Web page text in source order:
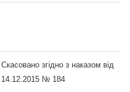
Скасовано згідно з наказом від
14.12.2015 № 184